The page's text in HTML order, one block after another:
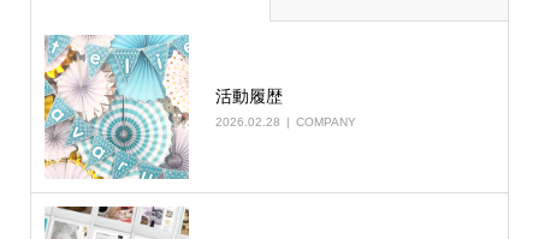
活動履歴
2026.02.28 COMPANY